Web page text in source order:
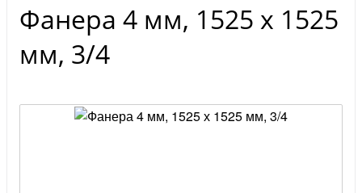
Фанера 4 мм, 1525 х 1525
мм, 3/4